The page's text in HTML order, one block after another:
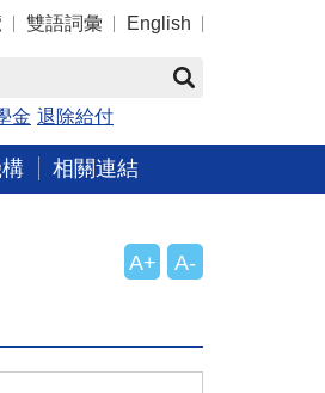
雙語詞彙 English
金 退除給付
相關連結
A+ A-